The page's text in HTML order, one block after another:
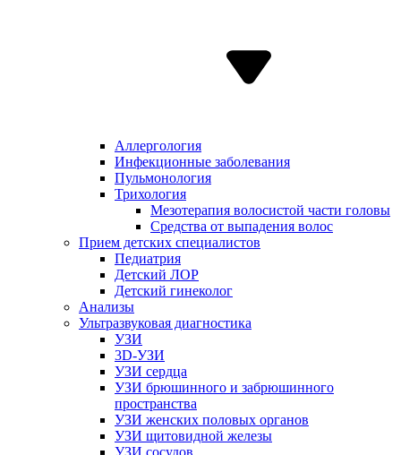
Аллергология
Инфекционные заболевания
Пульмонология
Трихология
Мезотерапия волосистой части головы
Средства от выпадения волос
Прием детских специалистов
Педиатрия
Детский ЛОР
Детский гинеколог
Анализы
Ультразвуковая диагностика
УЗИ
3D-УЗИ
УЗИ сердца
УЗИ брюшинного и забрюшинного
пространства
УЗИ женских половых органов
УЗИ щитовидной железы
УЗИ сосудов